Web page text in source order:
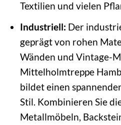
Textilien und vielen
Industriell: Der
geprägt von rohen
Wänden und Vintage-
Mittelholmtreppe
bildet einen
Stil. Kombinieren Sie
Metallmöbeln,